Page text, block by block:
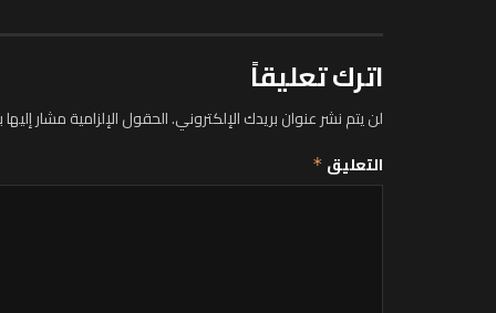
اترك تعليقاً
لن يتم نشر عنوان بريدك الإلكتروني.الحقول الإلزامية مشار إليها
التعليق *